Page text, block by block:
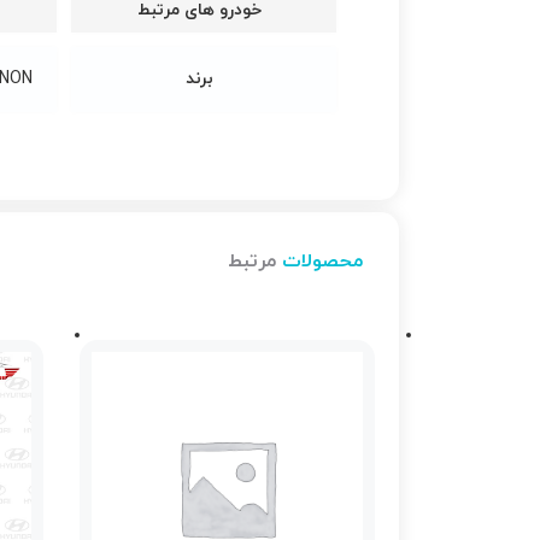
خودرو های مرتبط
برند
محصولات مرتبط